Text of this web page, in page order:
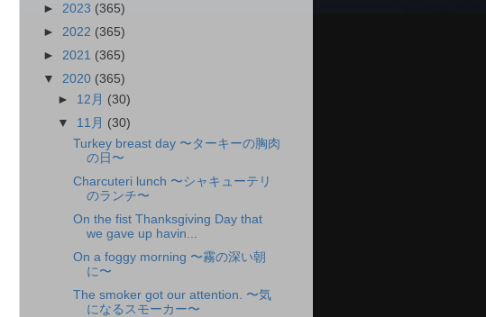
► 2023 (365)
► 2022 (365)
► 2021 (365)
▼ 2020 (365)
► 12月 (30)
▼ 11月 (30)
Turkey breast day 〜ターキーの胸肉
の日〜
Charcuteri lunch 〜シャキューテリ
のランチ〜
On the fist Thanksgiving Day that
we gave up havin...
On a foggy morning 〜霧の深い朝
に〜
The smoker got our attention. 〜気
になるスモーカー〜